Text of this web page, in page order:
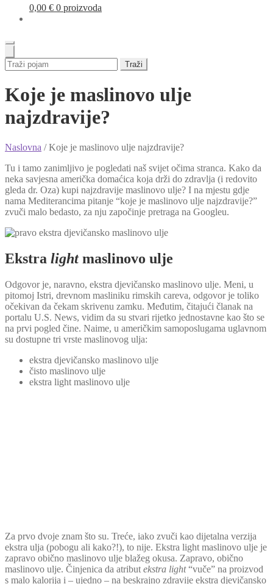
0,00 € 0 proizvoda
Traži
Koje je maslinovo ulje
najzdravije?
Naslovna /Koje je maslinovo ulje najzdravije?
Tu i tamo zanimljivo je pogledati naš svijet očima stranca. Kako da
neka savjesna američka domaćica koja drži do zdravlja (i redovito
gleda dr. Oza) kupi najzdravije maslinovo ulje? I na mjestu gdje
nama Mediterancima pitanje “koje je maslinovo ulje najzdravije?”
zvuči malo bedasto, za nju započinje pretraga na Googleu.
Ekstra lightmaslinovo ulje
Odgovor je, naravno, ekstra djevičansko maslinovo ulje. Meni, u
pitomoj Istri, drevnom masliniku rimskih careva, odgovor je toliko
očekivan da čekam skrivenu zamku. Međutim, čitajući članak na
portalu U.S. News, vidim da su stvari rijetko jednostavne kao što se
na prvi pogled čine. Naime, u američkim samoposlugama uglavnom
su dostupne tri vrste maslinovog ulja:
ekstra djevičansko maslinovo ulje
čisto maslinovo ulje
ekstra light maslinovo ulje
Za prvo dvoje znam što su. Treće, iako zvuči kao dijetalna verzija
ekstra ulja (pobogu ali kako?!), to nije. Ekstra light maslinovo ulje je
zapravo obično maslinovo ulje blažeg okusa. Zapravo, obično
maslinovo ulje. Činjenica da atribut ekstra light“vuče” na proizvod
s malo kalorija i – ujedno – na beskrajno zdravije ekstra djevičansko